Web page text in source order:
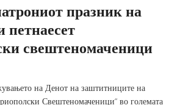
празник на
петнаесет
свештеномаченици
на Денот на заштитниците на
Свештеномаченици“ во големата